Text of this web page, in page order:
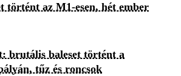
történt az M1-esen, hét ember
brutális baleset történt a
tűz és roncsok